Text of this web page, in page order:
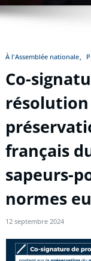
À l'Assemblée nationale
Co-
français
sapeurs-
normes
12 septembre 2024